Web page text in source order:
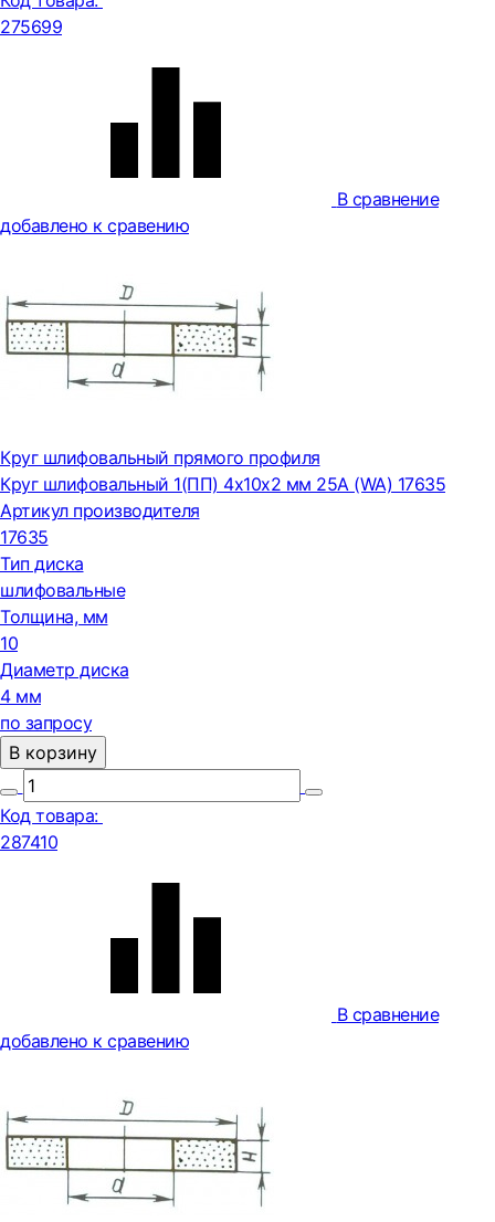
275699
В сравнение
добавлено к сравению
Круг шлифовальный прямого профиля
Круг шлифовальный 1(ПП) 4x10x2 мм 25А (WA) 17635
Артикул производителя
17635
Тип диска
шлифовальные
Толщина, мм
10
Диаметр диска
4 мм
по запросу
В корзину
Код товара:
287410
В сравнение
добавлено к сравению